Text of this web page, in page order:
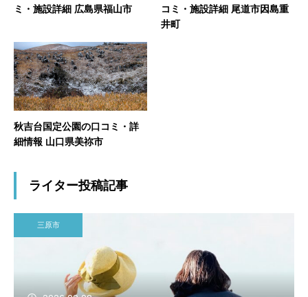
ミ・施設詳細 広島県福山市
コミ・施設詳細 尾道市因島重
井町
秋吉台国定公園の口コミ・詳
細情報 山口県美祢市
ライター投稿記事
三原市